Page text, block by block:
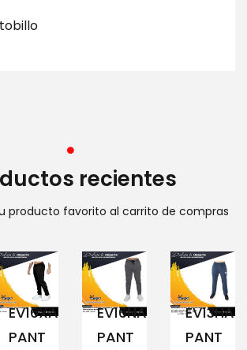
recientes
producto favorito al carrito de compras
EV16XAM191
PANT
EV16NAM152
PANT
PANT